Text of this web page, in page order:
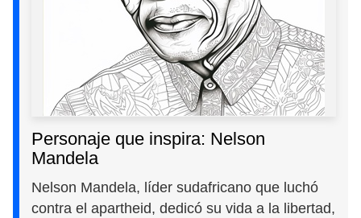
Personaje que inspira: Nelson
Mandela
Nelson Mandela, líder sudafricano que luchó
contra el apartheid, dedicó su vida a la libertad,